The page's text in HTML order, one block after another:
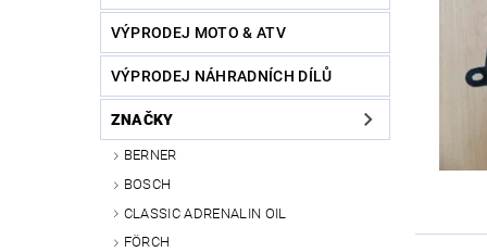
VÝPRODEJ MOTO & ATV
VÝPRODEJ NÁHRADNÍCH DÍLŮ
ZNAČKY
BERNER
BOSCH
CLASSIC ADRENALIN OIL
FÖRCH